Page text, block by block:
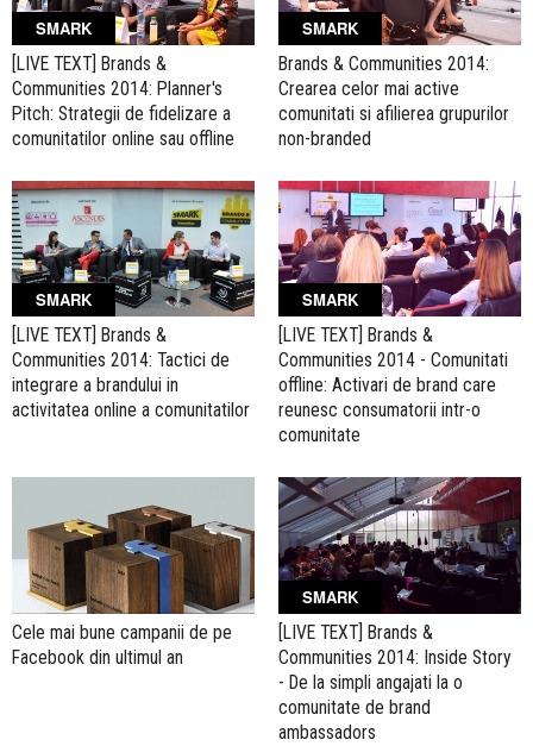
SMARK
[LIVE TEXT] Brands &
Communities 2014: Planner's
Pitch: Strategii de fidelizare a
comunitatilor online sau offline
SMARK
Brands & Communities 2014:
Crearea celor mai active
comunitati si afilierea grupurilor
non-branded
SMARK
[LIVE TEXT] Brands &
Communities 2014: Tactici de
integrare a brandului in
activitatea online a comunitatilor
SMARK
[LIVE TEXT] Brands &
Communities 2014 - Comunitati
offline: Activari de brand care
reunesc consumatorii intr-o
comunitate
Cele mai bune campanii de pe
Facebook din ultimul an
SMARK
[LIVE TEXT] Brands &
Communities 2014: Inside Story
- De la simpli angajati la o
comunitate de brand
ambassadors